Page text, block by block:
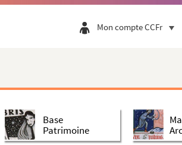
Mon compte CCFr
Base
Patrimoine